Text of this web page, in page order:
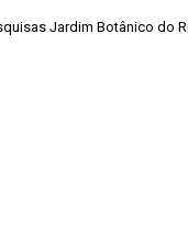
Jardim Botânico do